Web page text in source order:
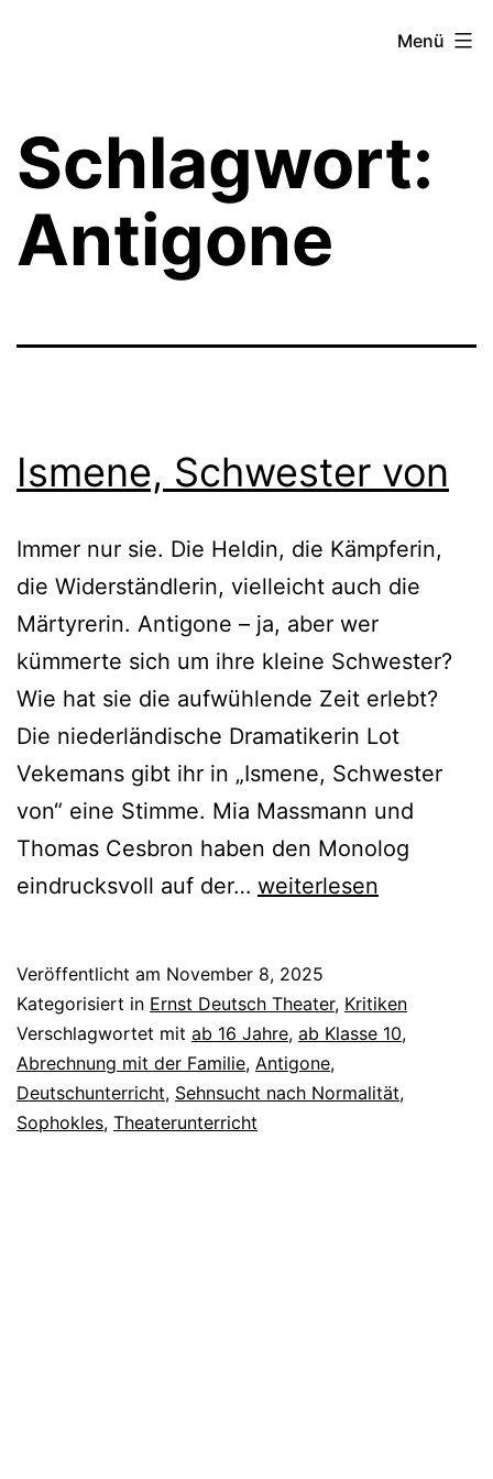
Menü
Schlagwort:
Antigone
Ismene, Schwester von
Immer nur sie. Die Heldin, die Kämpferin,
die Widerständlerin, vielleicht auch die
Märtyrerin. Antigone – ja, aber wer
kümmerte sich um ihre kleine Schwester?
Wie hat sie die aufwühlende Zeit erlebt?
Die niederländische Dramatikerin Lot
Vekemans gibt ihr in „Ismene, Schwester
von“ eine Stimme. Mia Massmann und
Thomas Cesbron haben den Monolog
eindrucksvoll auf der… Ismene,
weiterlesen
Veröffentlicht am November 8, 2025
Kategorisiert in Ernst Deutsch Theater, Kritiken
Verschlagwortet mit ab 16 Jahre, ab Klasse 10,
Abrechnung mit der Familie, Antigone,
Deutschunterricht, Sehnsucht nach Normalität,
Sophokles, Theaterunterricht